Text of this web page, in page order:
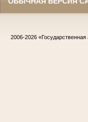
2006-2026